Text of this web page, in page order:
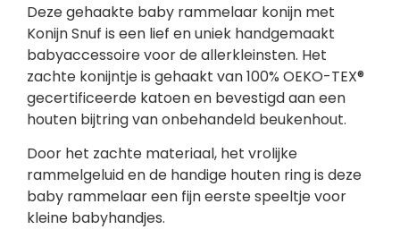
Deze gehaakte baby rammelaar konijn met
Konijn Snuf is een lief en uniek handgemaakt
babyaccessoire voor de allerkleinsten. Het
zachte konijntje is gehaakt van 100% OEKO-TEX®
gecertificeerde katoen en bevestigd aan een
houten bijtring van onbehandeld beukenhout.
Door het zachte materiaal, het vrolijke
rammelgeluid en de handige houten ring is deze
baby rammelaar een fijn eerste speeltje voor
kleine babyhandjes.